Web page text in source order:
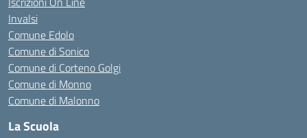
Invalsi
Comune Edolo
Comune di Sonico
Comune di Corteno Golgi
Comune di Monno
Comune di Malonno
La Scuola